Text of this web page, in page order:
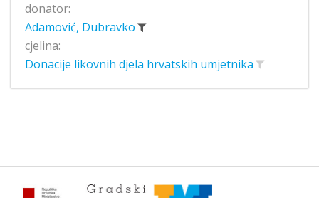
donator:
Adamović, Dubravko
cjelina:
Donacije likovnih djela hrvatskih umjetnika